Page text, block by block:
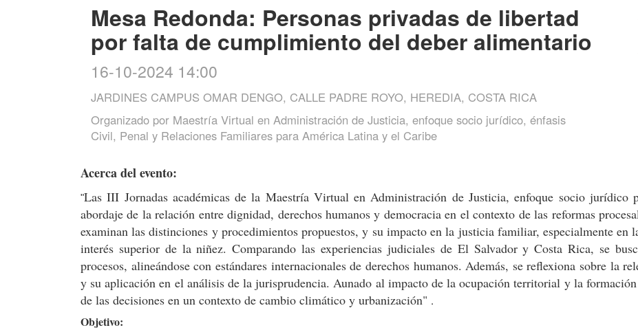
Mesa Redonda: Personas privadas de libertad
por falta de cumplimiento del deber alimentario
16-10-2024 14:00
JARDINES CAMPUS OMAR DENGO, CALLE PADRE ROYO, HEREDIA, COSTA RICA
Organizado por Maestría Virtual en Administración de Justicia, enfoque socio jurídico, énfasis
Civil, Penal y Relaciones Familiares para América Latina y el Caribe
Acerca del evento:
"Las III Jornadas académicas de la Maestría Virtual en Administración de Justicia, enfoque socio
abordaje de la relación entre dignidad, derechos humanos y democracia en el contexto de las reformas
examinan las distinciones y procedimientos propuestos, y su impacto en la justicia familiar, especialmente en
interés superior de la niñez. Comparando las experiencias judiciales de El Salvador y Costa Rica, se
procesos, alineándose con estándares internacionales de derechos humanos. Además, se reflexiona sobre la
y su aplicación en el análisis de la jurisprudencia. Aunado al impacto de la ocupación territorial y la
de las decisiones en un contexto de cambio climático y urbanización" .
Objetivo: